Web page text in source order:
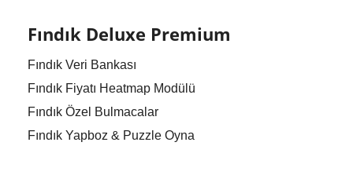
Fındık Deluxe Premium
Fındık Veri Bankası
Fındık Fiyatı Heatmap Modülü
Fındık Özel Bulmacalar
Fındık Yapboz & Puzzle Oyna